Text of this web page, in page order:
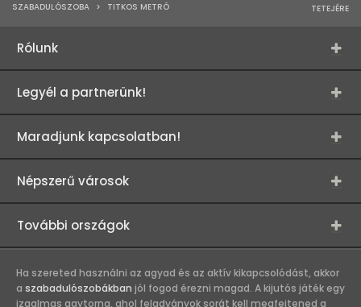
SZABADULÓSZOBA > TITKOS METRÓ
TETEJÉRE
Rólunk
Legyél a partnerünk!
Maradjunk kapcsolatban!
Népszerű városok
További országok
Ha szereted használni az agyad és az aktív kikapcsolódást, akkor
a szabadulószobákban jól fogod érezni magad. A kijutós játék egy
izgalmas agytorna, ahol feladványok sorát kell megfejtened a